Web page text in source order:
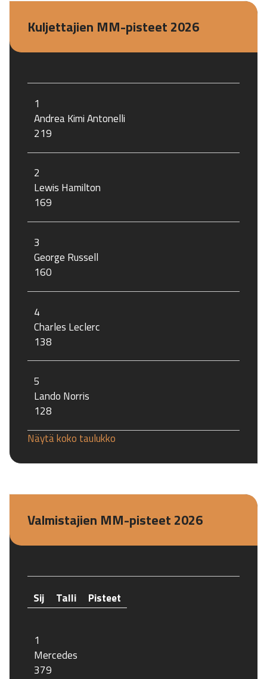
Kuljettajien MM-pisteet 2026
1
Andrea Kimi Antonelli
219
2
Lewis Hamilton
169
3
George Russell
160
4
Charles Leclerc
138
5
Lando Norris
128
Näytä koko taulukko
Valmistajien MM-pisteet 2026
Sij Talli Pisteet
1
Mercedes
379